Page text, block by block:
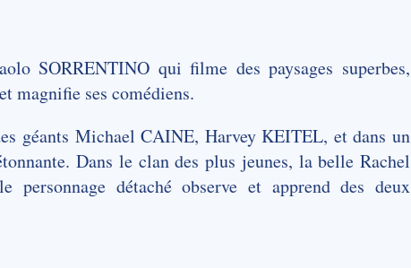
SORRENTINO qui filme des paysages superbes,
magnifie ses comédiens.
géants Michael CAINE, Harvey KEITEL, et dans un
Dans le clan des plus jeunes, la belle Rachel
détaché observe et apprend des deux